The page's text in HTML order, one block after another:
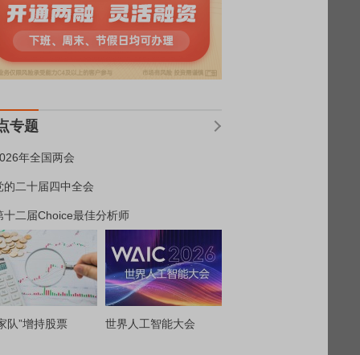
专题
年全国两会
的二十届四中全会
十二届Choice最佳分析师
队”增持股票 世界人工智能大会